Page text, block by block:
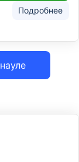
Подробнее